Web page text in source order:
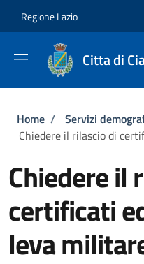
Regione Lazio
Citta di
Briciole di
Home / Servizi
Chiedere il rilascio di
Chiedere il
certificati
leva